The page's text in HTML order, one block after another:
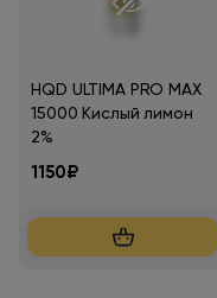
HQD ULTIMA PRO MAX
15000 Кислый лимон
2%
1150₽